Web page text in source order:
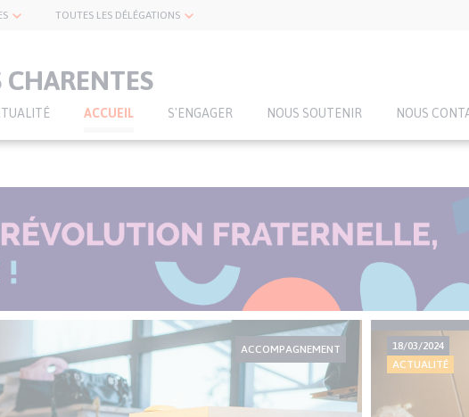
TOUTES LES DÉLÉGATIONS
CHARENTES
ACCUEIL S'ENGAGER NOUS SOUTENIR NOUS
ACCOMPAGNEMENT
Actualités
mineures
18/03/2024
ACTUALITÉ